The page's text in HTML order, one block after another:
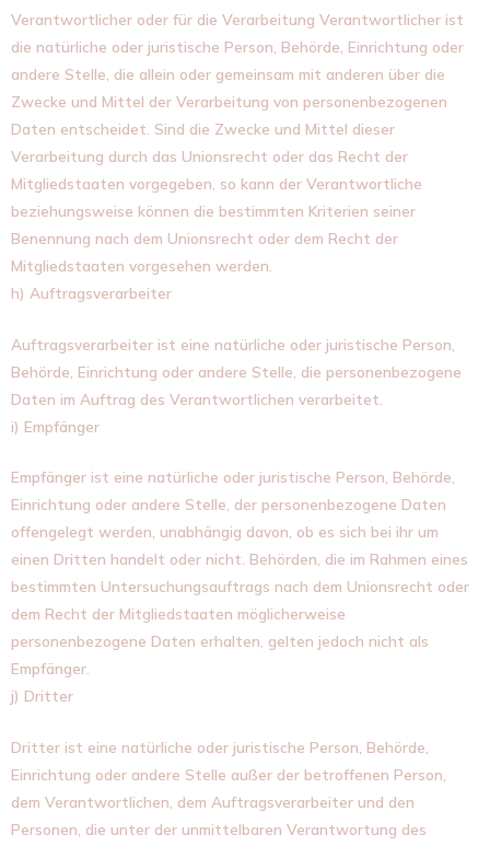
Verantwortlicher oder für die Verarbeitung Verantwortlicher ist
die natürliche oder juristische Person, Behörde, Einrichtung oder
andere Stelle, die allein oder gemeinsam mit anderen über die
Zwecke und Mittel der Verarbeitung von personenbezogenen
Daten entscheidet. Sind die Zwecke und Mittel dieser
Verarbeitung durch das Unionsrecht oder das Recht der
Mitgliedstaaten vorgegeben, so kann der Verantwortliche
beziehungsweise können die bestimmten Kriterien seiner
Benennung nach dem Unionsrecht oder dem Recht der
Mitgliedstaaten vorgesehen werden.
h) Auftragsverarbeiter
Auftragsverarbeiter ist eine natürliche oder juristische Person,
Behörde, Einrichtung oder andere Stelle, die personenbezogene
Daten im Auftrag des Verantwortlichen verarbeitet.
i) Empfänger
Empfänger ist eine natürliche oder juristische Person, Behörde,
Einrichtung oder andere Stelle, der personenbezogene Daten
offengelegt werden, unabhängig davon, ob es sich bei ihr um
einen Dritten handelt oder nicht. Behörden, die im Rahmen eines
bestimmten Untersuchungsauftrags nach dem Unionsrecht oder
dem Recht der Mitgliedstaaten möglicherweise
personenbezogene Daten erhalten, gelten jedoch nicht als
Empfänger.
j) Dritter
Dritter ist eine natürliche oder juristische Person, Behörde,
Einrichtung oder andere Stelle außer der betroffenen Person,
dem Verantwortlichen, dem Auftragsverarbeiter und den
Personen, die unter der unmittelbaren Verantwortung des